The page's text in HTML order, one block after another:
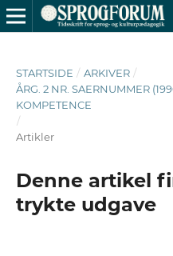
STARTSIDE / ARKIVER /
ÅRG. 2 NR. SAERNUMMER
KOMPETENCE
/
Artikler
Denne artikel
trykte udgave